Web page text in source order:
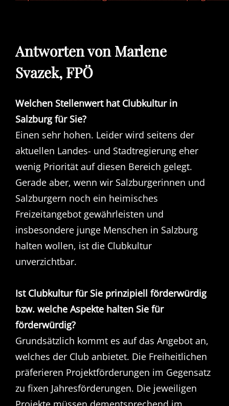
Antworten von Marlene
Svazek, FPÖ
Welchen Stellenwert hat Clubkultur in
Salzburg für Sie?
Einen sehr hohen. Leider wird seitens der
aktuellen Landes- und Stadtregierung eher
wenig Priorität auf diesen Bereich gelegt.
Gerade aber, wenn wir Salzburgerinnen und
Salzburgern noch ein heimisches
Freizeitangebot gewährleisten und
insbesondere junge Menschen in Salzburg
halten wollen, ist die Clubkultur
unverzichtbar.
Ist Clubkultur für Sie prinzipiell förderwürdig
bzw. welche Aspekte halten Sie für
förderwürdig?
Grundsätzlich kommt es auf das Angebot an,
welches der Club anbietet. Die Freiheitlichen
präferieren Projektförderungen im Gegensatz
zu fixen Jahresförderungen. Die jeweiligen